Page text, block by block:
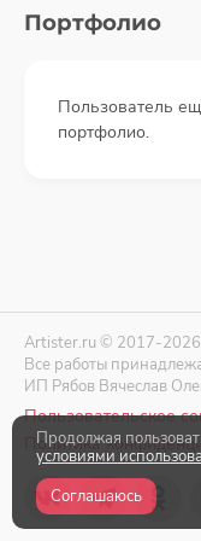
Портфолио
Пользователь
портфолио.
Artister.ru © 2017-
Все работы
ИП Рябов Вячеслав
Пользовательское
Политика
Продолжая
условиями
Соглашаюсь